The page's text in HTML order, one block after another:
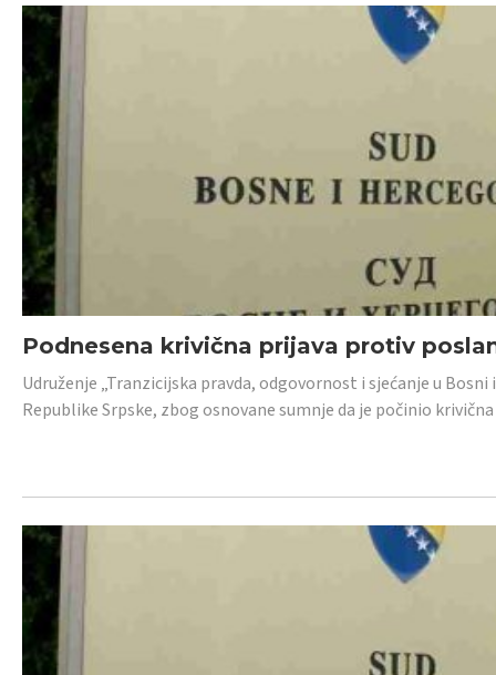
Podnesena krivična prijava protiv
Udruženje „Tranzicijska pravda, odgovornost i sjećanje u
Republike Srpske, zbog osnovane sumnje da je počinio